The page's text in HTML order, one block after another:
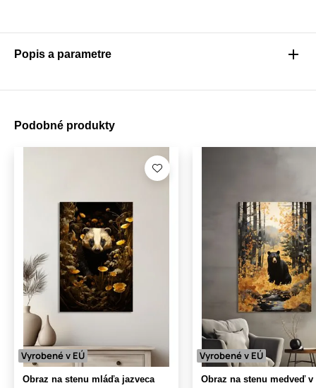
Popis a parametre
Podobné produkty
Vyrobené v EÚ
Obraz na stenu mláďa jazveca
Vyrobené v EÚ
Obraz na stenu medveď v